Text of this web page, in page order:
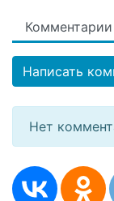
Комментарии
Написать
Нет